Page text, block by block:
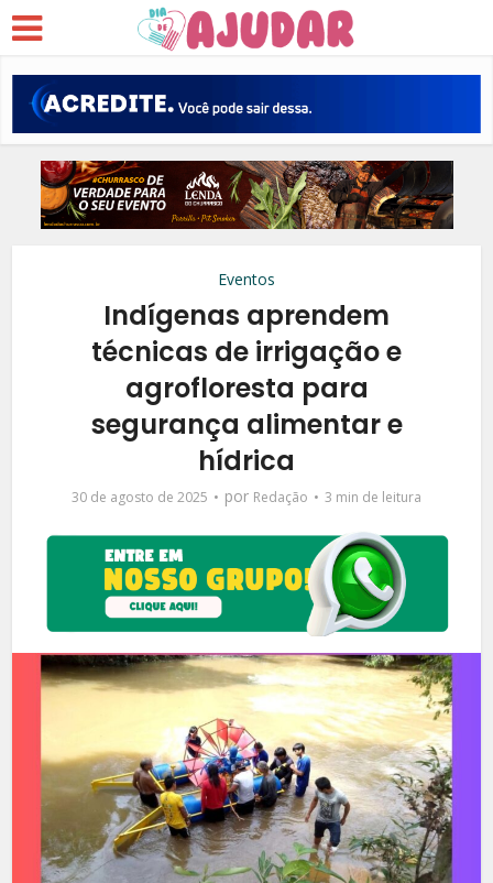
Eventos
Indígenas aprendem
técnicas de irrigação e
agrofloresta para
segurança alimentar e
hídrica
30 de agosto de 2025 por Redação 3 min de leitura